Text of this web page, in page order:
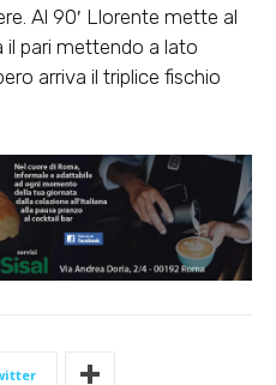
Al 90′ Llorente mette al
il pari mettendo a lato
arriva il triplice fischio